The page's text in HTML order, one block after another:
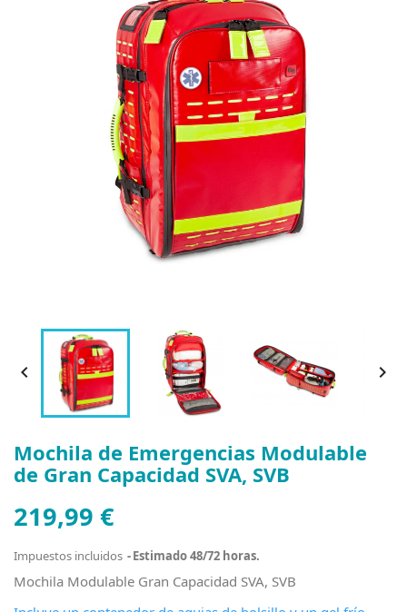
 
Mochila de Emergencias Modulable
de Gran Capacidad SVA, SVB
219,99 €
Impuestos incluidos Estimado 48/72 horas.
Mochila Modulable Gran Capacidad SVA, SVB